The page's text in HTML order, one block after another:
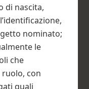
di nascita,
nominato;
le
che
con
quali